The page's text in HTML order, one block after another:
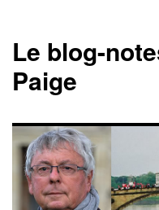
Le blog-
Paige